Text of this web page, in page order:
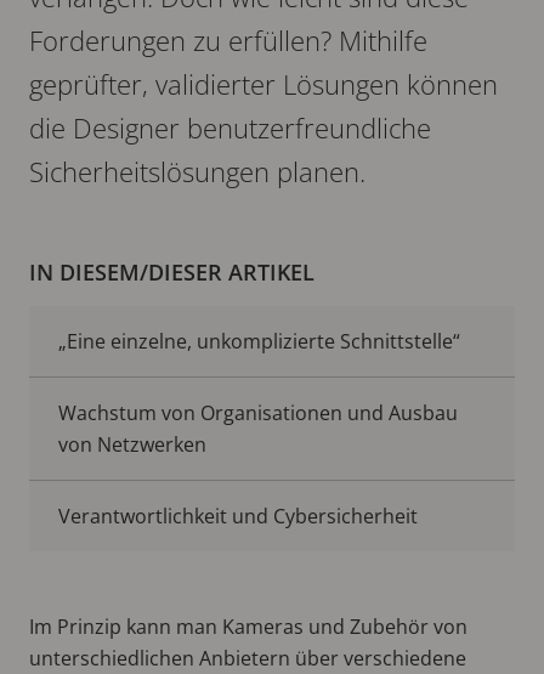
Forderungen zu erfüllen? Mithilfe
geprüfter, validierter Lösungen können
die Designer benutzerfreundliche
Sicherheitslösungen planen.
IN DIESEM/DIESER ARTIKEL
„Eine einzelne, unkomplizierte Schnittstelle“
Wachstum von Organisationen und Ausbau
von Netzwerken
Verantwortlichkeit und Cybersicherheit
Im Prinzip kann man Kameras und Zubehör von
unterschiedlichen Anbietern über verschiedene